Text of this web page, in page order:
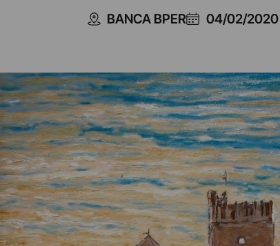
BANCA BPER 04/02/2020